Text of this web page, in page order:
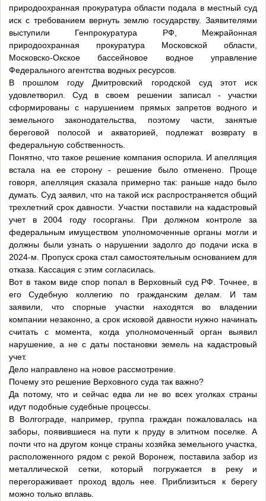
природоохранная прокуратура области подала в местный суд
иск с требованием вернуть землю государству. Заявителями
выступили Генпрокуратура РФ, Межрайонная
природоохранная прокуратура Московской области,
Московско-Окское бассейновое водное управление
Федерального агентства водных ресурсов.
В прошлом году Дмитровский городской суд этот иск
удовлетворил. Суд в своем решении записал - участки
сформированы с нарушением прямых запретов водного и
земельного законодательства, поэтому части, занятые
береговой полосой и акваторией, подлежат возврату в
федеральную собственность.
Понятно, что такое решение компания оспорила. И апелляция
встала на ее сторону - решение было отменено. Проще
говоря, апелляция сказала примерно так: раньше надо было
думать. Суд заявил, что на такой иск распространяется общий
трехлетний срок давности. Участки поставили на кадастровый
учет в 2004 году госорганы. При должном контроле за
федеральным имуществом уполномоченные органы могли и
должны были узнать о нарушении задолго до подачи иска в
2024-м. Пропуск срока стал самостоятельным основанием для
отказа. Кассация с этим согласилась.
Вот в таком виде спор попал в Верховный суд РФ. Точнее, в
его Судебную коллегию по гражданским делам. И там
заявили, что спорные участки находятся во владении
компании незаконно, а срок исковой давности нужно начинать
считать с момента, когда уполномоченный орган выявил
нарушение, а не с даты постановки земель на кадастровый
учет.
Дело направлено на новое рассмотрение.
Почему это решение Верховного суда так важно?
Да потому, что и сейчас едва ли не во всех уголках страны
идут подобные судебные процессы.
В Волгограде, например, группа граждан пожаловалась на
заборы, появившиеся на пути к пруду в элитном поселке. А
почти что на другом конце страны хозяйка земельного участка,
расположенного рядом с рекой Воронеж, поставила забор из
металлической сетки, который погружается в реку и
перегораживает проход вдоль нее. Приблизиться к берегу
можно только вплавь.